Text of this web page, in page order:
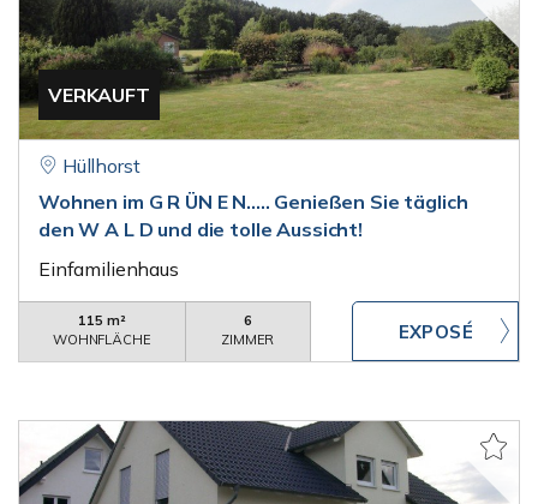
VERKAUFT
Hüllhorst
Wohnen im G R ÜN E N..... Genießen Sie täglich
den W A L D und die tolle Aussicht!
Einfamilienhaus
115 m²
WOHNFLÄCHE
6
ZIMMER